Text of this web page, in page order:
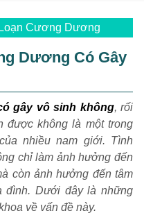
Cương Dương
Dương Có Gây
gây vô sinh không, rối
được không là một trong
nhiều nam giới. Tình
chỉ làm ảnh hưởng đến
còn ảnh hưởng đến tâm
đình. Dưới đây là những
về vấn đề này.